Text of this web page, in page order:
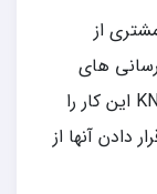
از
های
KNC این کار را
دادن آنها از